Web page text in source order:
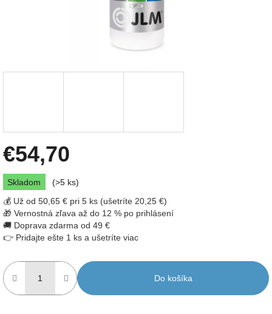
€54,70
Jednotková
cena:
Skladom
(>5 ks)
💰 Už od 50,65 € pri 5 ks (ušetríte 20,25 €)
🎁 Vernostná zľava až do 12 % po prihlásení
🚚 Doprava zdarma od 49 €
👉 Pridajte ešte 1 ks a ušetríte viac
Do košíka